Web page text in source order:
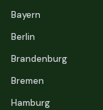
Bayern
Berlin
Brandenburg
Bremen
Hamburg